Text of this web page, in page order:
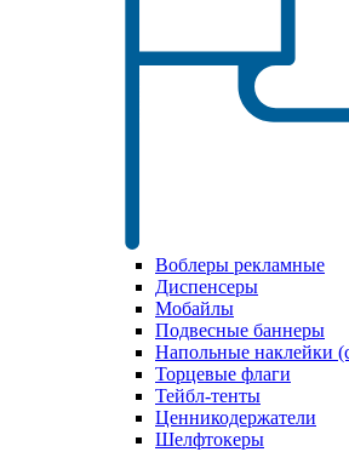
Воблеры рекламные
Диспенсеры
Мобайлы
Подвесные баннеры
Напольные наклейки
Торцевые флаги
Тейбл-тенты
Ценникодержатели
Шелфтокеры